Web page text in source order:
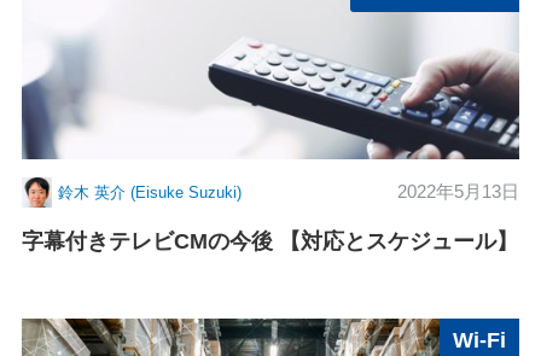
鈴木 英介 (Eisuke Suzuki) 2022年5月13日
字幕付きテレビCMの今後 【対応とスケジュール】
Wi-Fi